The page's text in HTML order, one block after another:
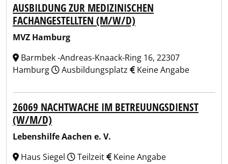
AUSBILDUNG ZUR MEDIZINISCHEN
FACHANGESTELLTEN (M/W/D)
MVZ Hamburg
Barmbek -Andreas-Knaack-Ring 16, 22307
Hamburg
Ausbildungsplatz Keine Angabe
26069 NACHTWACHE IM BETREUUNGSDIENST
(W/M/D)
Lebenshilfe Aachen e. V.
Haus Siegel
Teilzeit Keine Angabe